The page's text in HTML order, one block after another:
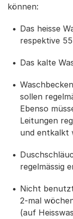
können:
Das heisse
respektive
Das kalte
sollen
Ebenso
Leitungen
und entkalkt
regelmässig
Nicht
2-mal
(auf